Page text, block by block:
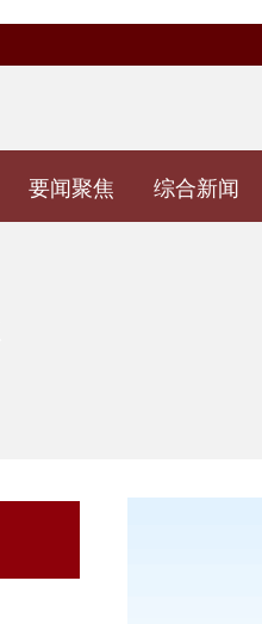
要闻聚焦 综合新闻